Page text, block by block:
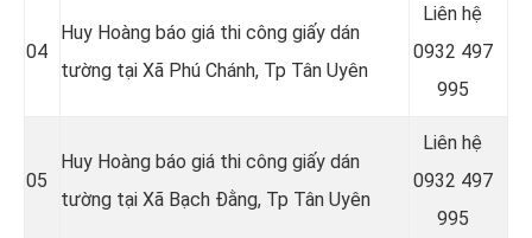
04
Huy Hoàng báo giá thi công giấy dán
tường tại Xã Phú Chánh, Tp Tân Uyên
Liên hệ
0932 497
995
05
Huy Hoàng báo giá thi công giấy dán
tường tại Xã Bạch Đằng, Tp Tân Uyên
Liên hệ
0932 497
995